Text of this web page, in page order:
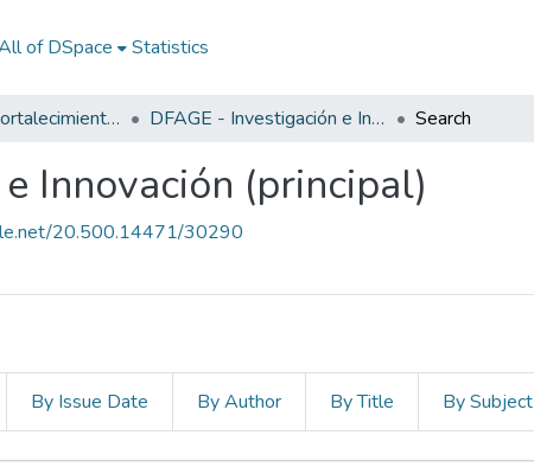
of DSpace Statistics
Dirección de Fortalecimiento y Apoyo a la Gestión Estatal (DFAGE) DFAGE - Investigación e Innovación (principal) Search
Innovación (principal)
20.500.14471/30290
By Issue Date By Author By Title By Subject